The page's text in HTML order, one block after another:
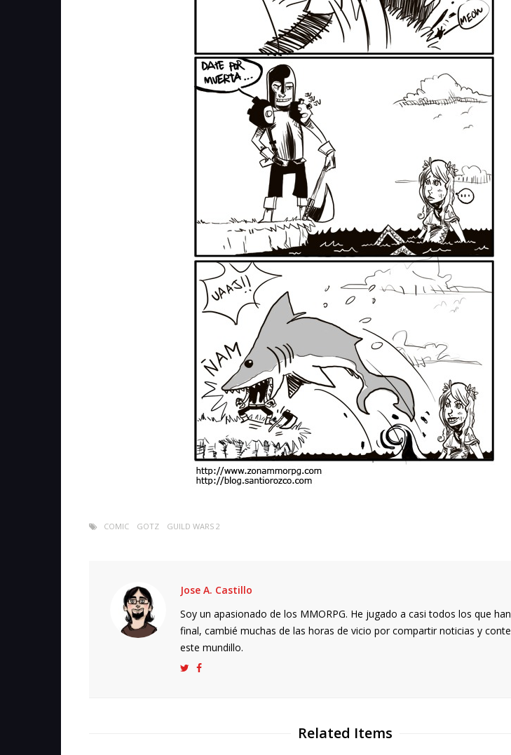
COMIC GOTZ GUILD WARS 2
Jose A. Castillo
Soy un apasionado de los MMORPG. He jugado a casi todos los que
final, cambié muchas de las horas de vicio por compartir noticias y
este mundillo.
Related Items